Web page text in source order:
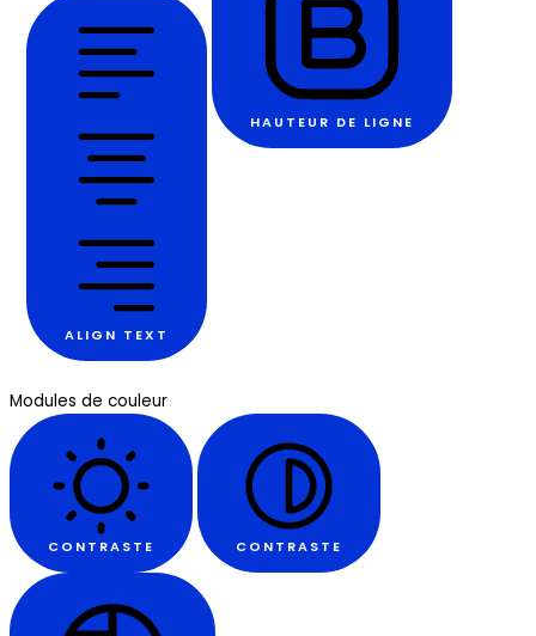
ALIGN TEXT
HAUTEUR DE LIGNE
Modules de couleur
CONTRASTE CONTRASTE